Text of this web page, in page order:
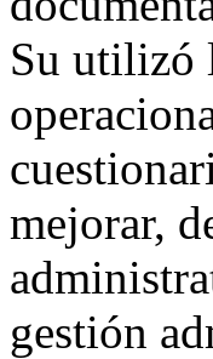
Su utilizó
mejorar,
gestión